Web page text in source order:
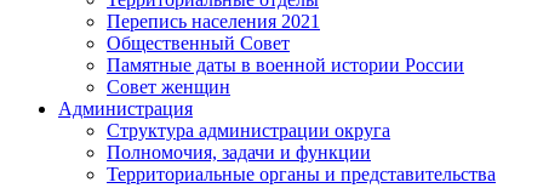
Перепись населения 2021
Общественный Совет
Памятные даты в военной истории России
Совет женщин
Администрация
Структура администрации округа
Полномочия, задачи и функции
Территориальные органы и представительства